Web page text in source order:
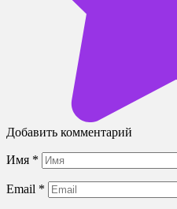
Добавить комментарий
Имя *
Email *